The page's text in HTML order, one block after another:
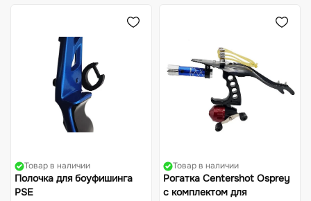
Товар в наличии
Полочка для боуфишинга
PSE
Товар в наличии
Рогатка Centershot Osprey
с комплектом для